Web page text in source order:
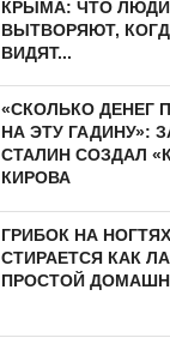
КРЫМА: ЧТО ЛЮДИ
ВЫТВОРЯЮТ,
ВИДЯТ...
«СКОЛЬКО ДЕНЕГ
НА ЭТУ ГАДИНУ»:
СТАЛИН СОЗДАЛ
КИРОВА
ГРИБОК НА НОГТЯХ
СТИРАЕТСЯ КАК
ПРОСТОЙ